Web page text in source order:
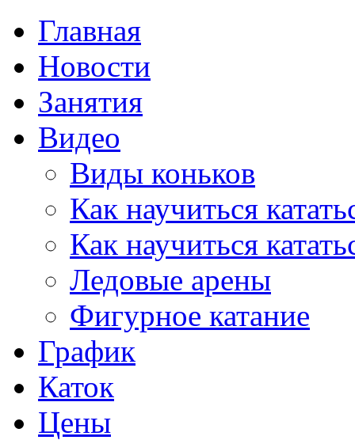
Главная
Новости
Занятия
Видео
Виды коньков
Как научиться
Как научиться
Ледовые арены
Фигурное катание
График
Каток
Цены